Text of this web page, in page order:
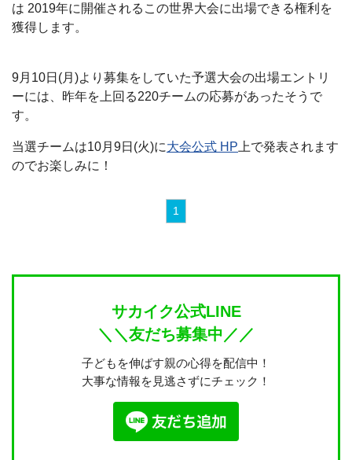
は 2019年に開催されるこの世界大会に出場できる権利を
獲得します。
9月10日(月)より募集をしていた予選大会の出場エントリ
ーには、昨年を上回る220チームの応募があったそうで
す。
当選チームは10月9日(火)に大会公式 HP 上で発表されます
のでお楽しみに！
1
サカイク公式LINE
＼＼友だち募集中／／
子どもを伸ばす親の心得を配信中！
大事な情報を見逃さずにチェック！